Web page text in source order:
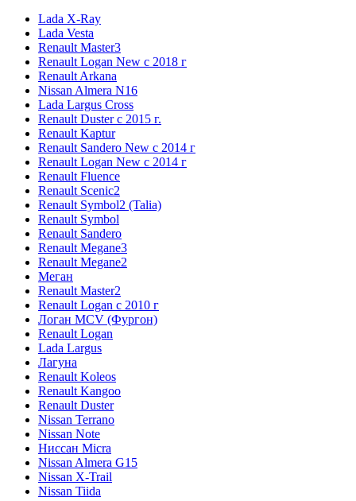
Lada X-Ray
Lada Vesta
Renault Master3
Renault Logan New с 2018 г
Renault Arkana
Nissan Almera N16
Lada Largus Cross
Renault Duster с 2015 г.
Renault Kaptur
Renault Sandero New с 2014 г
Renault Logan New с 2014 г
Renault Fluence
Renault Scenic2
Renault Symbol2 (Talia)
Renault Symbol
Renault Sandero
Renault Megane3
Renault Megane2
Меган
Renault Master2
Renault Logan c 2010 г
Логан МСV (Фургон)
Renault Logan
Lada Largus
Лагуна
Renault Koleos
Renault Kangoo
Renault Duster
Nissan Terrano
Nissan Note
Ниссан Micra
Nissan Almera G15
Nissan X-Trail
Nissan Tiida